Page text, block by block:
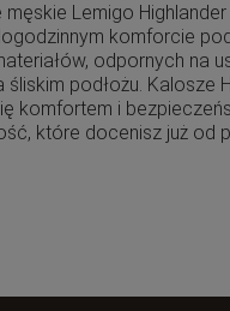
Lemigo
komforcie
odpornych na
podłożu.
komfortem i
które docenisz już od